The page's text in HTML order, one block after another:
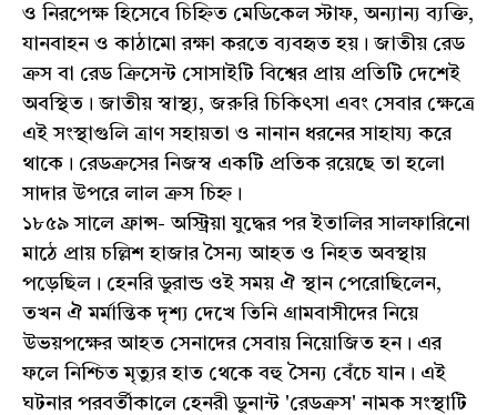
ও নিরপেক্ষ হিসেবে চিহ্নিত মেডিকেল স্টাফ, অন্যান্য ব্যক্তি,
যানবাহন ও কাঠামো রক্ষা করতে ব্যবহৃত হয়। জাতীয় রেড
ক্রস বা রেড ক্রিসেন্ট সোসাইটি বিশ্বের প্রায় প্রতিটি দেশেই
অবস্থিত। জাতীয় স্বাস্থ্য, জরুরি চিকিৎসা এবং সেবার ক্ষেত্রে
এই সংস্থাগুলি ত্রাণ সহায়তা ও নানান ধরনের সাহায্য করে
থাকে। রেডক্রসের নিজস্ব একটি প্রতিক রয়েছে তা হলো
সাদার উপরে লাল ক্রস চিহ্ন।
১৮৫৯ সালে ফ্রান্স- অস্ট্রিয়া যুদ্ধের পর ইতালির সালফারিনো
মাঠে প্রায় চল্লিশ হাজার সৈন্য আহত ও নিহত অবস্থায়
পড়েছিল। হেনরি ডুরান্ড ওই সময় ঐ স্থান পেরোছিলেন,
তখন ঐ মর্মান্তিক দৃশ্য দেখে তিনি গ্রামবাসীদের নিয়ে
উভয়পক্ষের আহত সেনাদের সেবায় নিয়োজিত হন। এর
ফলে নিশ্চিত মৃত্যুর হাত থেকে বহু সৈন্য বেঁচে যান। এই
ঘটনার পরবর্তীকালে হেনরী ডুনান্ট 'রেডক্রস' নামক সংস্থাটি